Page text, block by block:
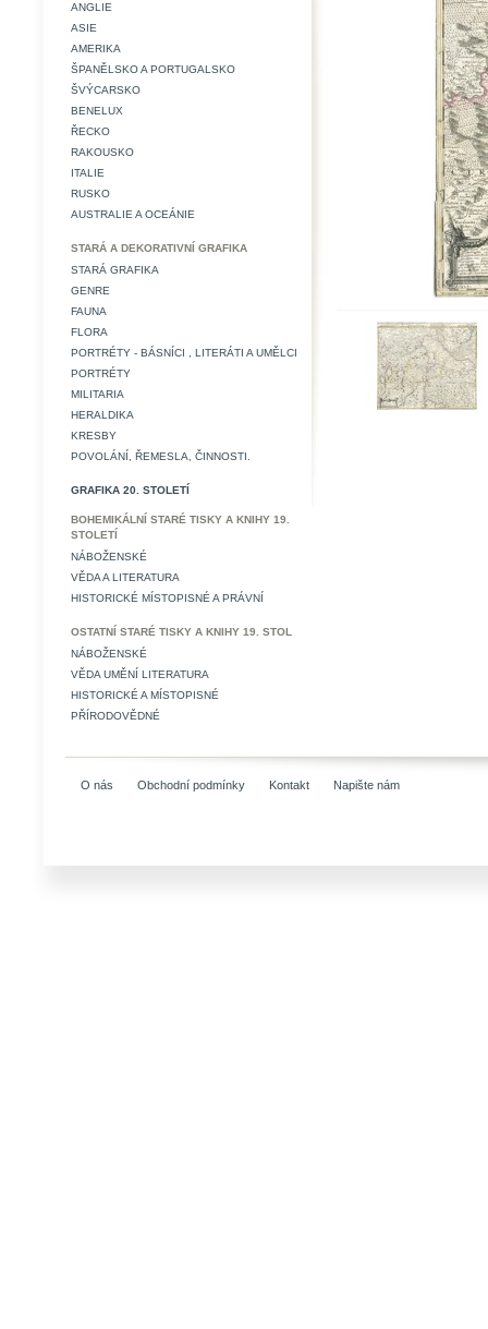
ANGLIE
ASIE
AMERIKA
ŠPANĚLSKO A PORTUGALSKO
ŠVÝCARSKO
BENELUX
ŘECKO
RAKOUSKO
ITALIE
RUSKO
AUSTRALIE A OCEÁNIE
STARÁ A DEKORATIVNÍ GRAFIKA
STARÁ GRAFIKA
GENRE
FAUNA
FLORA
PORTRÉTY - BÁSNÍCI , LITERÁTI A UMĚLCI
PORTRÉTY
MILITARIA
HERALDIKA
KRESBY
POVOLÁNÍ, ŘEMESLA, ČINNOSTI.
GRAFIKA 20. STOLETÍ
BOHEMIKÁLNÍ STARÉ TISKY A KNIHY 19.
STOLETÍ
NÁBOŽENSKÉ
VĚDA A LITERATURA
HISTORICKÉ MÍSTOPISNÉ A PRÁVNÍ
OSTATNÍ STARÉ TISKY A KNIHY 19. STOL
NÁBOŽENSKÉ
VĚDA UMĚNÍ LITERATURA
HISTORICKÉ A MÍSTOPISNÉ
PŘÍRODOVĚDNÉ
O nás Obchodní podmínky Kontakt Napište nám